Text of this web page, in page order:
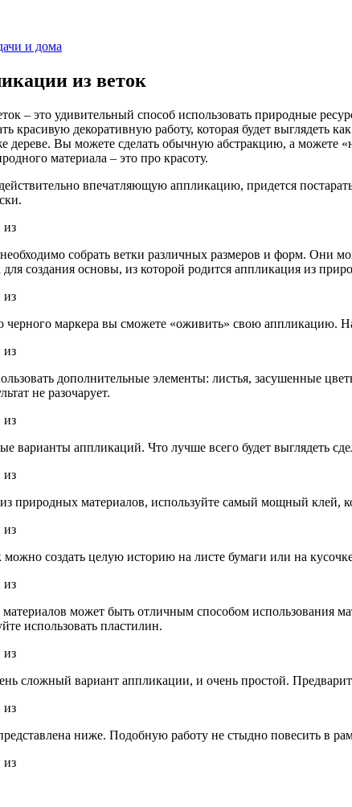
и дома
из веток
– это удивительный способ использовать природные
красивую декоративную работу, которая будет выглядеть
дереве. Вы можете сделать обычную абстракцию, а можете
материала – это про красоту.
впечатляющую аппликацию, придется
собрать ветки различных размеров и форм. Они
создания основы, из которой родится аппликация из
маркера вы сможете «оживить» свою аппликацию.
дополнительные элементы: листья, засушенные
не разочарует.
варианты аппликаций. Что лучше всего будет выглядеть
природных материалов, используйте самый мощный клей,
создать целую историю на листе бумаги или на
может быть отличным способом использования
использовать пластилин.
сложный вариант аппликации, и очень простой.
ниже. Подобную работу не стыдно повесить в